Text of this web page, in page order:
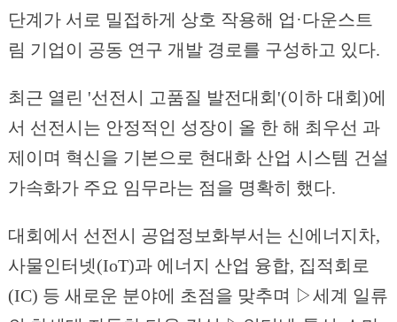
단계가 서로 밀접하게 상호 작용해 업·다운스트
림 기업이 공동 연구 개발 경로를 구성하고 있다.
최근 열린 '선전시 고품질 발전대회'(이하 대회)에
서 선전시는 안정적인 성장이 올 한 해 최우선 과
제이며 혁신을 기본으로 현대화 산업 시스템 건설
가속화가 주요 임무라는 점을 명확히 했다.
대회에서 선전시 공업정보화부서는 신에너지차,
사물인터넷(IoT)과 에너지 산업 융합, 집적회로
(IC) 등 새로운 분야에 초점을 맞추며 ▷세계 일류